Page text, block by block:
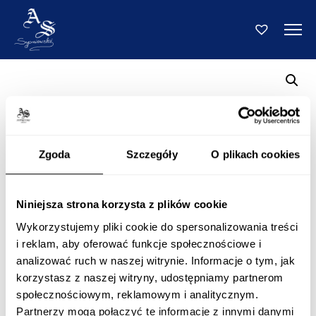
Zgoda Szczegóły O plikach cookies
Niniejsza strona korzysta z plików cookie
Wykorzystujemy pliki cookie do spersonalizowania treści
i reklam, aby oferować funkcje społecznościowe i
analizować ruch w naszej witrynie. Informacje o tym, jak
korzystasz z naszej witryny, udostępniamy partnerom
społecznościowym, reklamowym i analitycznym.
Partnerzy mogą połączyć te informacje z innymi danymi